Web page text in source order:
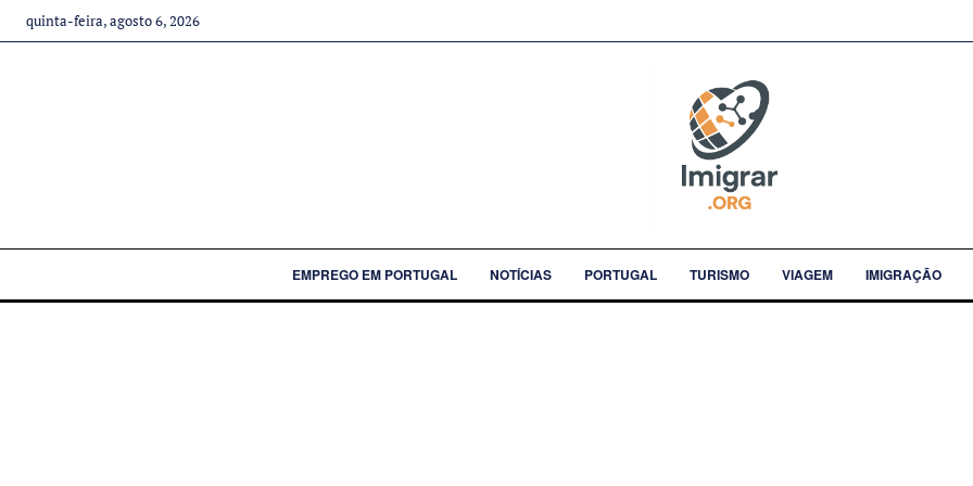
quinta-feira, agosto 6, 2026
EMPREGO EM PORTUGAL NOTÍCIAS PORTUGAL TURISMO VIAGEM IMIGRAÇÃO